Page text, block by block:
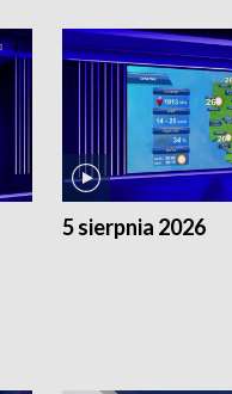
5 sierpnia 2026